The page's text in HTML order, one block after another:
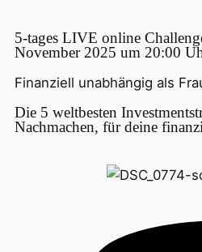
5-tages LIVE online
November 2025 um 20:00
Finanziell unabhängig als
Die 5 weltbesten
Nachmachen, für deine